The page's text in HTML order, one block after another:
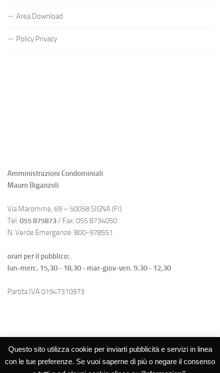
Area Download
Policy Privacy
Amministrazioni Condominiali
Mauro Biganzoli
Via Maromme, 69 – 50058 SIGNA (FI)
Tel. 055 875873/ Fax. 055 8734050
N. Verde Emergenze: 800-978551
orari per il pubblico:
lun-merc. 15,30 - 18,30 - mar-giov-ven. 9.30 - 12,30
Partita IVA 01947310973
Questo sito utilizza cookie per inviarti pubblicità e servizi in linea
con le tue preferenze. Se vuoi saperne di più o negare il consenso